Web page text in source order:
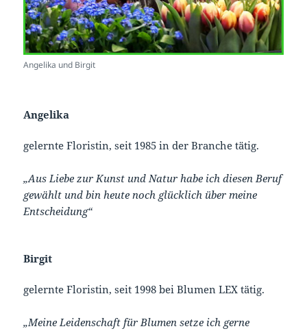
Angelika und Birgit
Angelika
gelernte Floristin, seit 1985 in der Branche tätig.
„Aus Liebe zur Kunst und Natur habe ich diesen Beruf
gewählt und bin heute noch glücklich über meine
Entscheidung“
Birgit
gelernte Floristin, seit 1998 bei Blumen LEX tätig.
„Meine Leidenschaft für Blumen setze ich gerne